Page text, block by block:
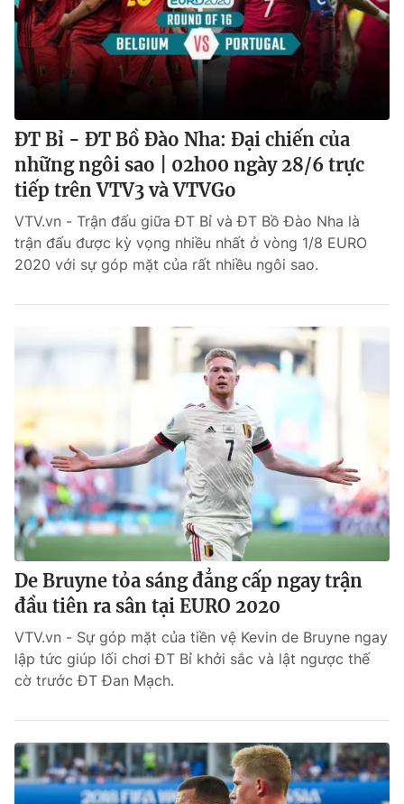
ĐT Bỉ - ĐT Bồ Đào Nha: Đại chiến của
những ngôi sao | 02h00 ngày 28/6 trực
tiếp trên VTV3 và VTVGo
VTV.vn - Trận đấu giữa ĐT Bỉ và ĐT Bồ Đào Nha là
trận đấu được kỳ vọng nhiều nhất ở vòng 1/8 EURO
2020 với sự góp mặt của rất nhiều ngôi sao.
De Bruyne tỏa sáng đẳng cấp ngay trận
đầu tiên ra sân tại EURO 2020
VTV.vn - Sự góp mặt của tiền vệ Kevin de Bruyne ngay
lập tức giúp lối chơi ĐT Bỉ khởi sắc và lật ngược thế
cờ trước ĐT Đan Mạch.